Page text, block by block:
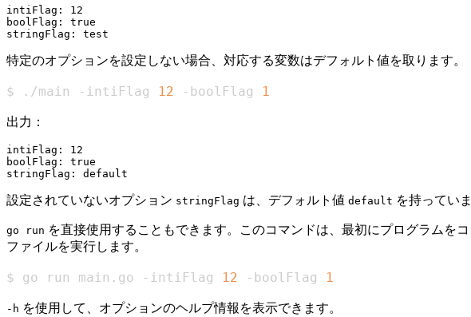
intiFlag: 12
boolFlag: true
特定のオプションを設定しない場合、対応する変数はデフォルト値を取ります。
$ ./main -intiFlag 12 -boolFlag 1
出力：
intiFlag: 12
boolFlag: true
設定されていないオプション stringFlag は、デフォルト値 default を持っていま
go run を直接使用することもできます。このコマンドは、最初にプログラムを
ファイルを実行します。
$ go run main.go -intiFlag 12 -boolFlag 1
-h を使用して、オプションのヘルプ情報を表示できます。